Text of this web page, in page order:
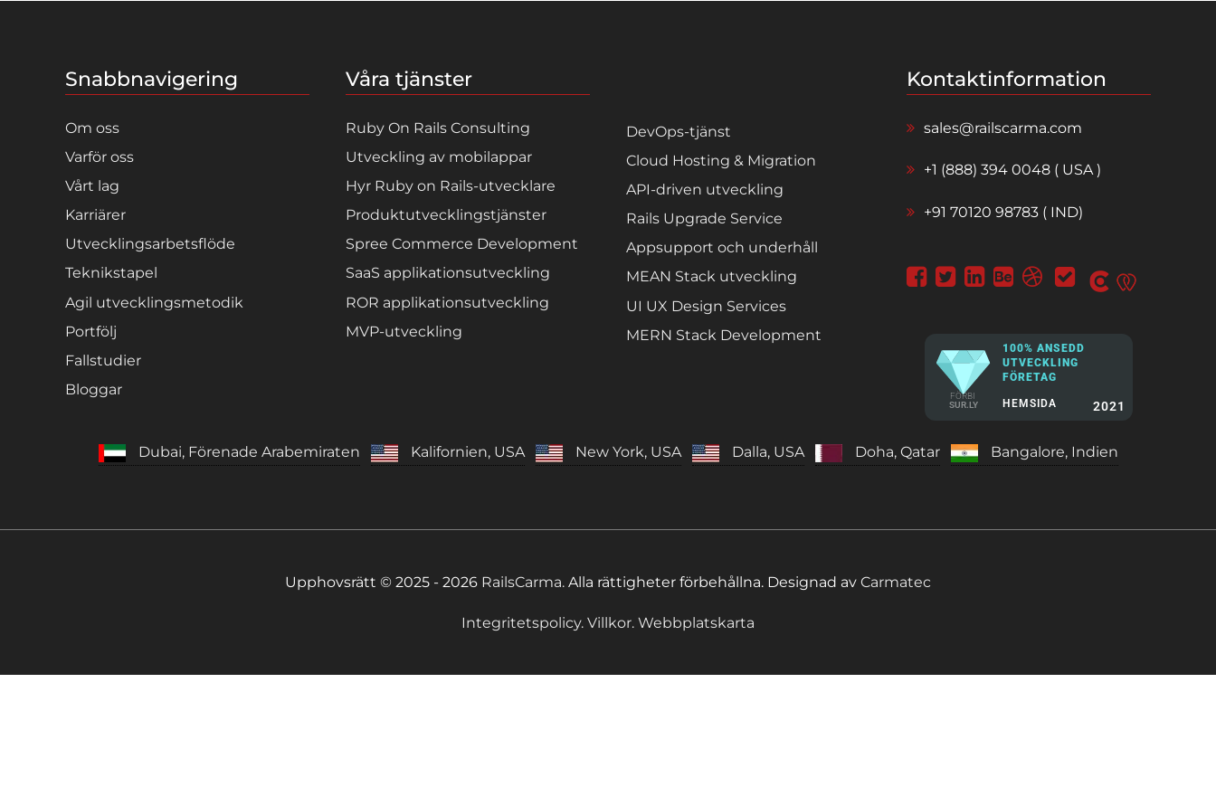
Snabbnavigering
Om oss
Varför oss
Vårt lag
Karriärer
Utvecklingsarbetsflöde
Teknikstapel
Agil utvecklingsmetodik
Portfölj
Fallstudier
Bloggar
Våra tjänster
Ruby On Rails Consulting
Utveckling av mobilappar
Hyr Ruby on Rails-utvecklare
Produktutvecklingstjänster
Spree Commerce Development
SaaS applikationsutveckling
ROR applikationsutveckling
MVP-utveckling
DevOps-tjänst
Cloud Hosting & Migration
API-driven utveckling
Rails Upgrade Service
Appsupport och underhåll
MEAN Stack utveckling
UI UX Design Services
MERN Stack Development
Kontaktinformation
sales@railscarma.com
+1 (888) 394 0048 ( USA )
+91 70120 98783 ( IND)
FÖRBI
SUR.LY
100% ANSEDD
UTVECKLING
FÖRETAG
HEMSIDA 2021
Dubai, Förenade Arabemiraten Kalifornien, USA New York, USA Dalla, USA Doha, Qatar Bangalore, Indien
Upphovsrätt © 2025 - 2026 RailsCarma. Alla rättigheter förbehållna. Designad av Carmatec
Integritetspolicy. Villkor. Webbplatskarta